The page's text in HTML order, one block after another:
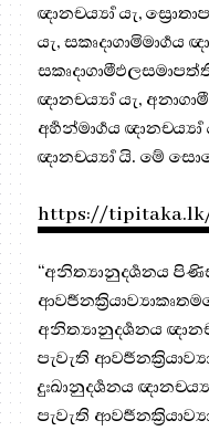
ඥානචර්‍ය්‍යා යැ,
යැ, සකෘදාගාමිමාර්‍ගය
ඥානචර්‍ය්‍යා යැ,
අර්‍හන්මාර්‍ගය
ඥානචර්‍ය්‍යා යි. මේ
https://tipitaka.lk/
“අනිත්‍යානුදර්‍ශනය
අනිත්‍යානුදර්‍ශනය
පැවැති
දුඃඛානුදර්‍ශනය
පැවැති